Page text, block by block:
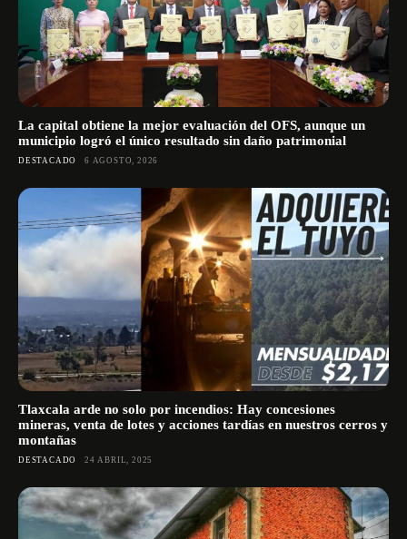
La capital obtiene la mejor evaluación del OFS, aunque un
municipio logró el único resultado sin daño patrimonial
DESTACADO 6 AGOSTO, 2026
Tlaxcala arde no solo por incendios: Hay concesiones
mineras, venta de lotes y acciones tardías en nuestros cerros y
montañas
DESTACADO 24 ABRIL, 2025